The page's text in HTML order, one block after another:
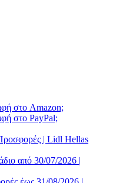
στο Amazon;
στο PayPal;
| Lidl Hellas
από 30/07/2026 |